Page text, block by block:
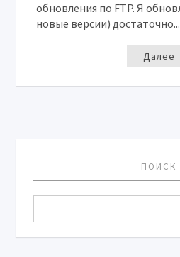
обновления по FTP. Я
новые версии) достаточно...
Далее
ПОИСК